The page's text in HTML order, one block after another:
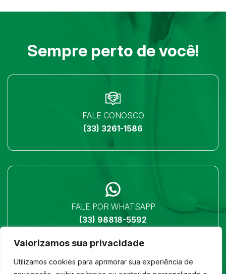
Valorizamos sua privacidade
Utilizamos cookies para aprimorar sua experiência de
Sempre perto de você!
FALE CONOSCO
(33) 3261-1586
FALE POR WHATSAPP
(33) 98818-5592